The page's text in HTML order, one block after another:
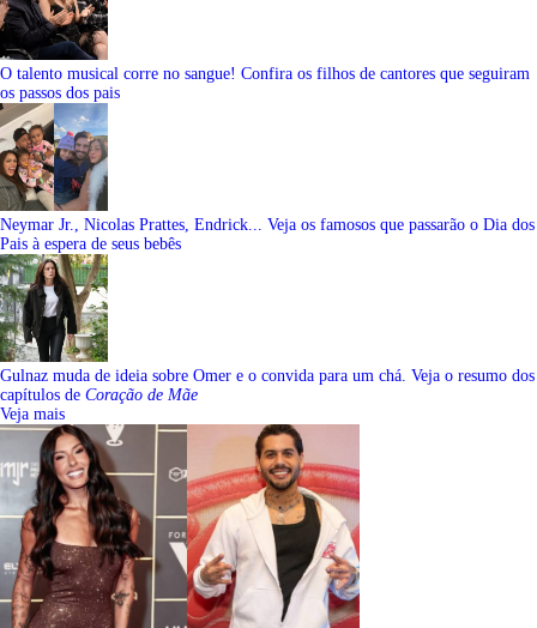
O talento musical corre no sangue! Confira os filhos de cantores que seguiram
os passos dos pais
Neymar Jr., Nicolas Prattes, Endrick... Veja os famosos que passarão o Dia dos
Pais à espera de seus bebês
Gulnaz muda de ideia sobre Omer e o convida para um chá. Veja o resumo dos
capítulos de Coração de Mãe
Veja mais